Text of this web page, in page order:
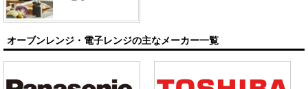
オーブンレンジ・電子レンジの主なメーカー一覧